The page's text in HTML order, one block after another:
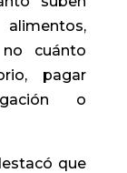
cuánto
pagar
o
que